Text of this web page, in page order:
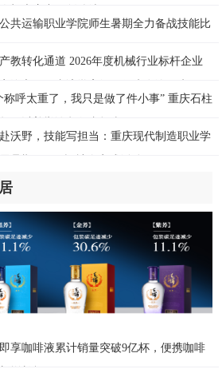
“热力值”持续飙升 绝美景色、清凉
！中式生活凭什么圈粉全
广岛废墟旁响起抗议声：勿忘历史、
拥核
共运输职业学院师生暑期全力备战技能比
教转化通道 2026年度机械行业标杆企业
称呼太重了，我只是做了件小事” 重庆石柱
沃野，技能写担当：重庆现代制造职业学
享咖啡液累计销量突破9亿杯，便携咖啡